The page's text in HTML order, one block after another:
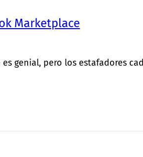
Marketplace
genial, pero los estafadores